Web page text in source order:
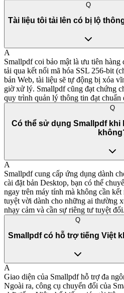
Q
Tài liệu tôi tải lên có bị lộ
A
Smallpdf coi bảo mật là ưu tiên
tải qua kết nối mã hóa SSL 256-bit
bản Web, tài liệu sẽ tự động bị xóa
giờ xử lý. Smallpdf cũng đạt chứng
quy trình quản lý thông tin đạt chuẩn
Q
Có thể sử dụng Smallpdf khi
A
Smallpdf cung cấp ứng dụng dành
cài đặt bản Desktop, bạn có thể
ngay trên máy tính mà không cần
tuyệt vời dành cho những ai thường
nhạy cảm và cần sự riêng tư tuyệt đối.
Q
Smallpdf có hỗ trợ tiếng Việt
A
Giao diện của Smallpdf hỗ trợ đa
Ngoài ra, công cụ chuyển đổi của